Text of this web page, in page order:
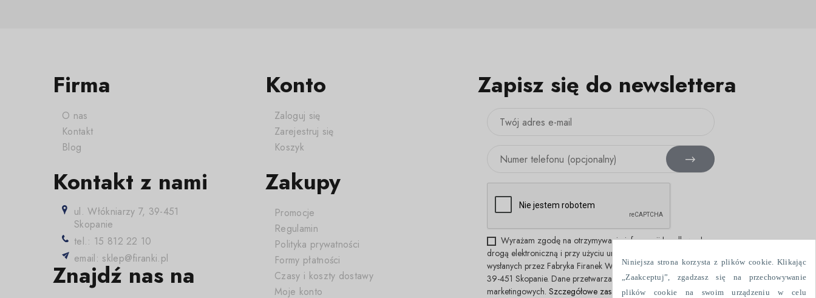
Firma
O nas
Kontakt
Blog
Kontakt z nami
ul. Włókniarzy 7, 39-451
Skopanie
tel.: 15 812 22 10
email: sklep@firanki.pl
Znajdź nas na
Konto
Zaloguj się
Zarejestruj się
Koszyk
Zakupy
Promocje
Regulamin
Polityka prywatności
Formy płatności
Czasy i koszty dostawy
Moje konto
Zapisz się do newslettera
Wyrażam zgodę na otrzymywanie informacji handlowych
drogą elektroniczną i przy użyciu urządzeń telefonicznych,
wysłanych przez Fabryka Firanek Wisan S.A., ul. Włókniarzy 7,
39-451 Skopanie. Dane przetwarzane są w celach
marketingowych. Szczegółowe zasady przetwarzania danych.
Niniejsza strona korzysta z plików cookie. Klikając
„Zaakceptuj”, zgadzasz się na przechowywanie
plików cookie na swoim urządzeniu w celu